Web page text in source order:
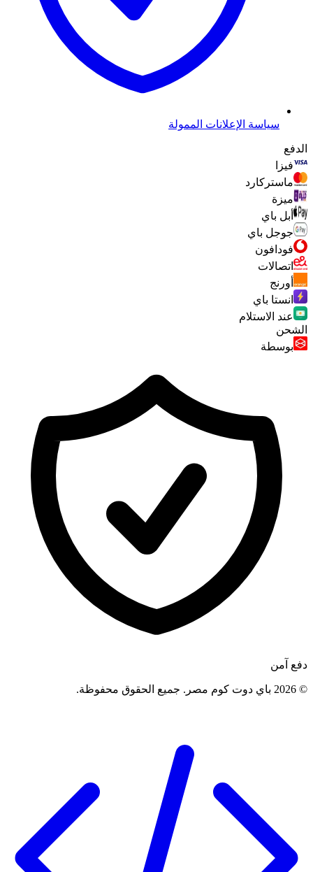
سياسة الإعلانات الممولة
الدفع
فيزا
ماستركارد
ميزة
أبل باي
جوجل باي
فودافون
اتصالات
أورنج
انستا باي
عند الاستلام
الشحن
بوسطة
دفع آمن
©
2026 باي دوت كوم مصر . جميع الحقوق محفوظة.